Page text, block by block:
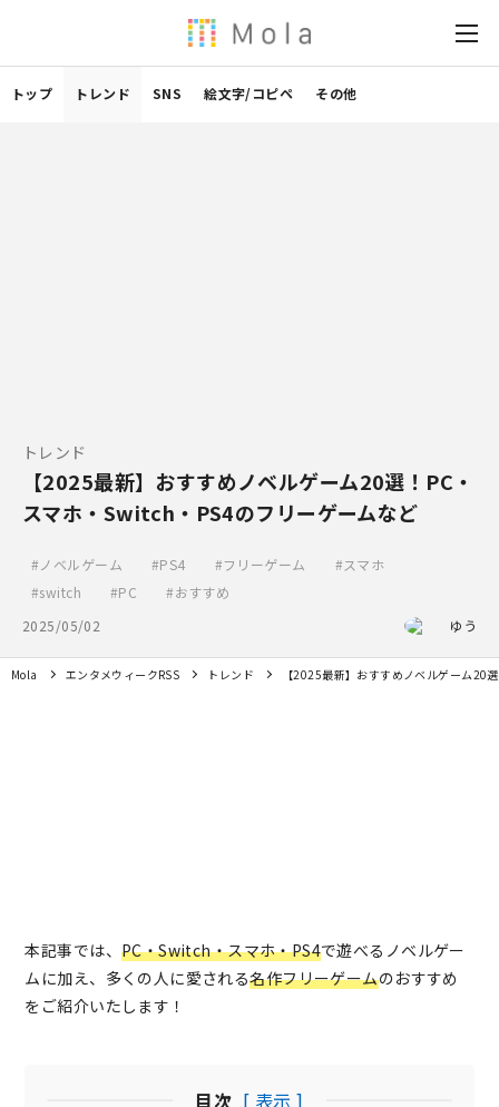
トップ トレンド SNS 絵文字/コピペ その他
トレンド
【2025最新】おすすめノベルゲーム20選！PC・
スマホ・Switch・PS4のフリーゲームなど
ノベルゲーム PS4 フリーゲーム
スマホ
switch
PC
おすすめ
2025/05/02
ゆう
Mola エンタメウィークRSS トレンド 【2025最新】おすすめノベルゲーム20
本記事では、 PC・Switch・スマホ・PS4で遊べるノベルゲー
ムに加え、多くの人に愛される名作フリーゲームのおすすめ
をご紹介いたします！
目次 [ 表示 ]